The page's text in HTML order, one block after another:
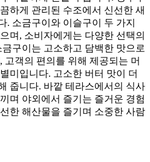
하게 관리된 수조에서 신선한 새
. 소금구이와 이슬구이 두 가지
며, 소비자에게는 다양한 선택의
구이는 고소하고 담백한 맛으로
고객의 편의를 위해 제공되는 머
미입니다. 고소한 버터 맛이 더
줍니다. 바깥 테라스에서의 식사
며 야외에서 즐기는 즐거운 경험
한 해산물을 즐기며 소중한 사람